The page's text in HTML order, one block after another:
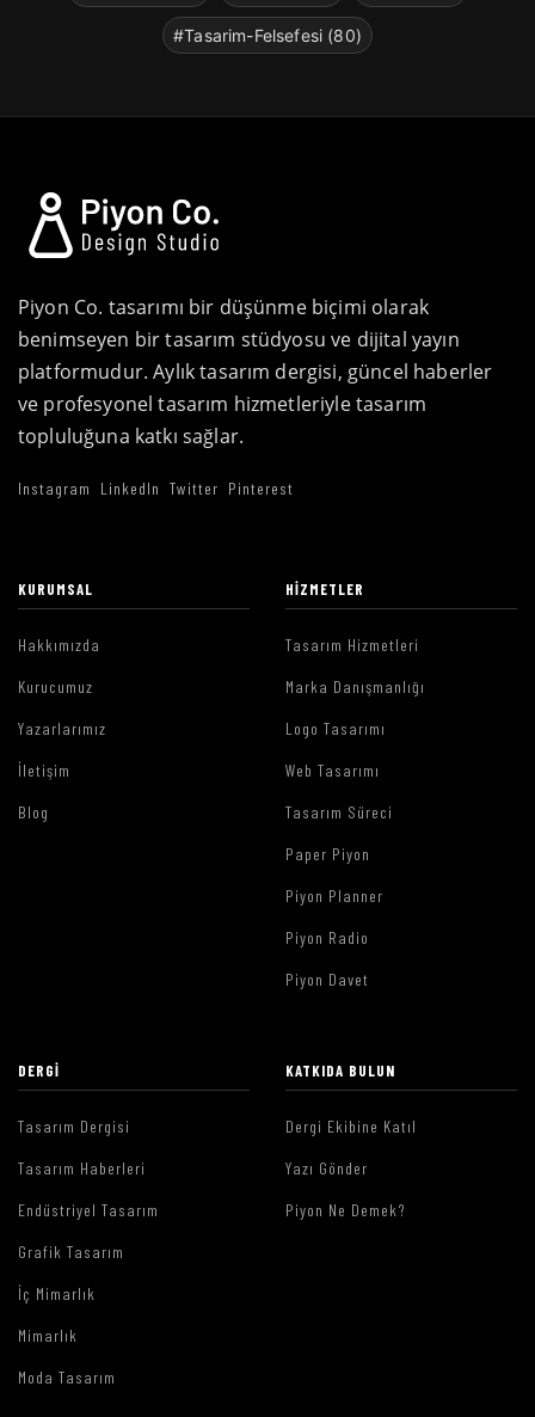
#Tasarim-Felsefesi (80)
Piyon Co. tasarımı bir düşünme biçimi olarak
benimseyen bir tasarım stüdyosu ve dijital yayın
platformudur. Aylık tasarım dergisi, güncel haberler
ve profesyonel tasarım hizmetleriyle tasarım
topluluğuna katkı sağlar.
Instagram LinkedIn Twitter Pinterest
KURUMSAL
Hakkımızda
Kurucumuz
Yazarlarımız
İletişim
Blog
HIZMETLER
Tasarım Hizmetleri
Marka Danışmanlığı
Logo Tasarımı
Web Tasarımı
Tasarım Süreci
Paper Piyon
Piyon Planner
Piyon Radio
Piyon Davet
DERGI
Tasarım Dergisi
Tasarım Haberleri
Endüstriyel Tasarım
Grafik Tasarım
İç Mimarlık
Mimarlık
Moda Tasarım
KATKIDA BULUN
Dergi Ekibine Katıl
Yazı Gönder
Piyon Ne Demek?